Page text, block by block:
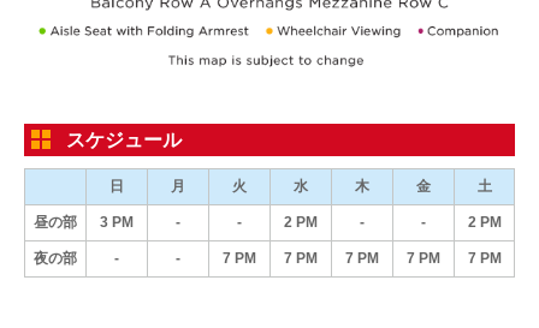
スケジュール
日 月 火 水 木 金 土
昼の部 3 PM - - 2 PM - - 2 PM
夜の部 - - 7 PM 7 PM 7 PM 7 PM 7 PM